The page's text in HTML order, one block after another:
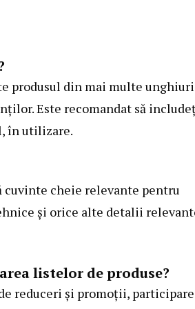
produsul din mai multe
Este recomandat să
în utilizare.
cuvinte cheie relevante pentru
și orice alte detalii
listelor de produse?
reduceri și promoții,